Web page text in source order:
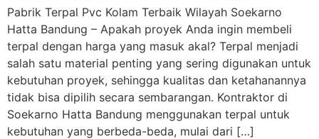
Pabrik Terpal Pvc Kolam Terbaik Wilayah Soekarno
Hatta Bandung – Apakah proyek Anda ingin membeli
terpal dengan harga yang masuk akal? Terpal menjadi
salah satu material penting yang sering digunakan untuk
kebutuhan proyek, sehingga kualitas dan ketahanannya
tidak bisa dipilih secara sembarangan. Kontraktor di
Soekarno Hatta Bandung menggunakan terpal untuk
kebutuhan yang berbeda-beda, mulai dari […]